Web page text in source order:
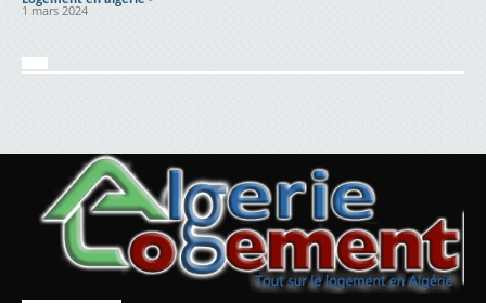
1 mars 2024